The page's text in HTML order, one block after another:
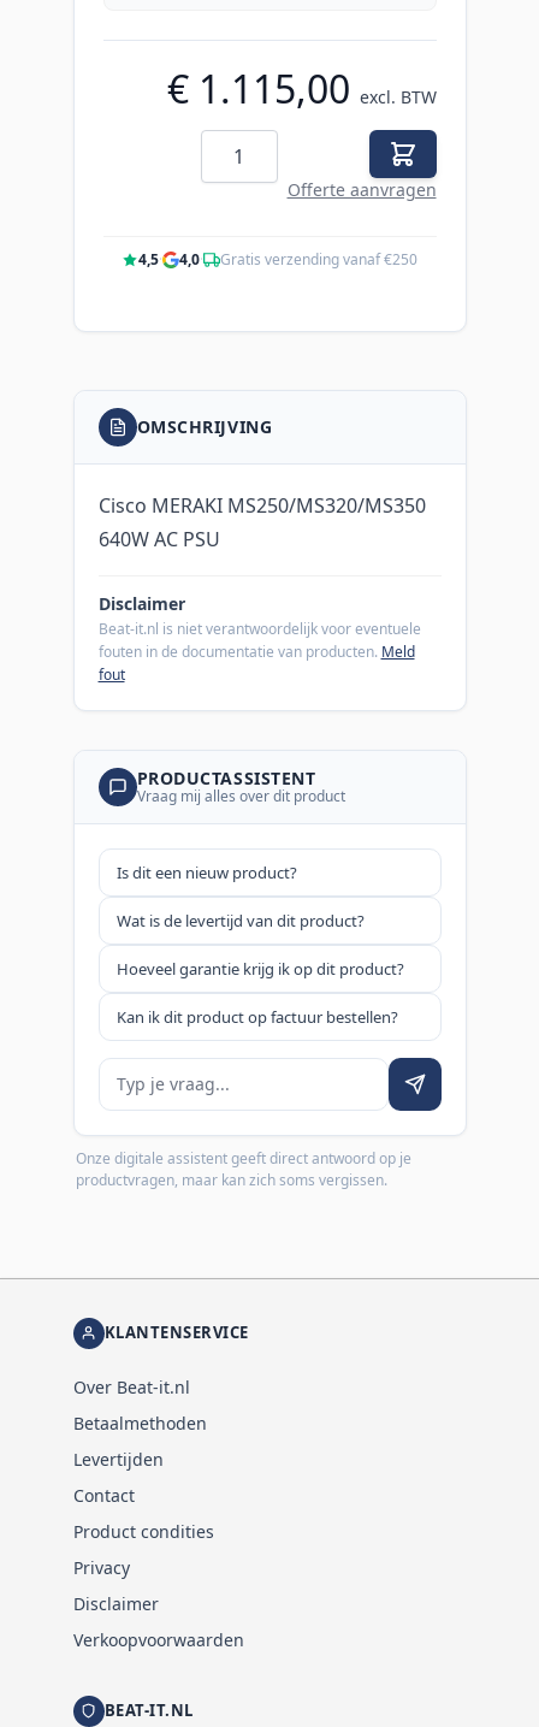
€ 1.115,00 excl. BTW
Aantal
Offerte aanvragen
4,5· 4,0· Gratis verzending vanaf €250
OMSCHRIJVING
Cisco MERAKI MS250/MS320/MS350
640W AC PSU
Disclaimer
Beat-it.nl is niet verantwoordelijk voor eventuele
fouten in de documentatie van producten. Meld
fout
PRODUCTASSISTENT
Vraag mij alles over dit product
Is dit een nieuw product?
Wat is de levertijd van dit product?
Hoeveel garantie krijg ik op dit product?
Kan ik dit product op factuur bestellen?
Je vraag
Onze digitale assistent geeft direct antwoord op je
productvragen, maar kan zich soms vergissen.
KLANTENSERVICE
Over Beat-it.nl
Betaalmethoden
Levertijden
Contact
Product condities
Privacy
Disclaimer
Verkoopvoorwaarden
BEAT-IT.NL